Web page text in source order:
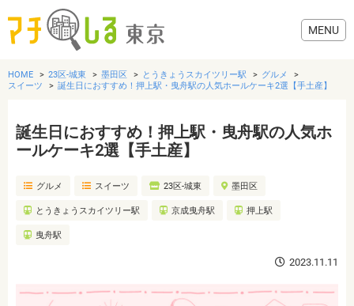
グルメ
美容・健康
歯医者・病院
HOME 23区-城東 墨田区 とうきょうスカイツリー駅
グルメ
スイーツ
誕生日におすすめ！押上駅・曳舟駅の人気ホールケーキ2選【手土産】
誕生日におすすめ！押上駅・曳舟駅の人気ホ
ールケーキ2選【手土産】
グルメ スイーツ 23区-城東 墨田区
とうきょうスカイツリー駅 京成曳舟駅 押上駅
曳舟駅
2023.11.11